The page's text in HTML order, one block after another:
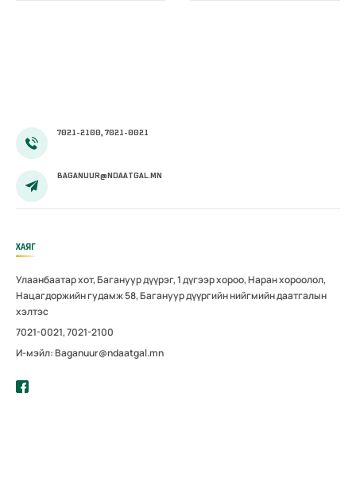
журам
7021-2100, 7021-0021
BAGANUUR@NDAATGAL.MN
ХАЯГ
Улаанбаатар хот, Багануур дүүрэг, 1 дүгээр хороо, Наран хороолол,
Нацагдоржийн гудамж 58, Багануур дүүргийн нийгмийн даатгалын
хэлтэс
7021-0021, 7021-2100
И-мэйл: Baganuur@ndaatgal.mn